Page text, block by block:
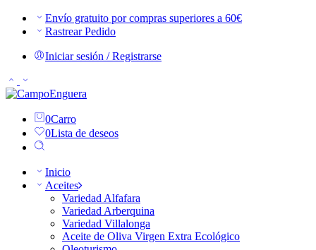
Envío gratuito por compras superiores a 60€
Rastrear Pedido
Iniciar sesión / Registrarse
0Carro
0Lista de deseos
Inicio
Aceites
Variedad Alfafara
Variedad Arberquina
Variedad Villalonga
Aceite de Oliva Virgen Extra Ecológico